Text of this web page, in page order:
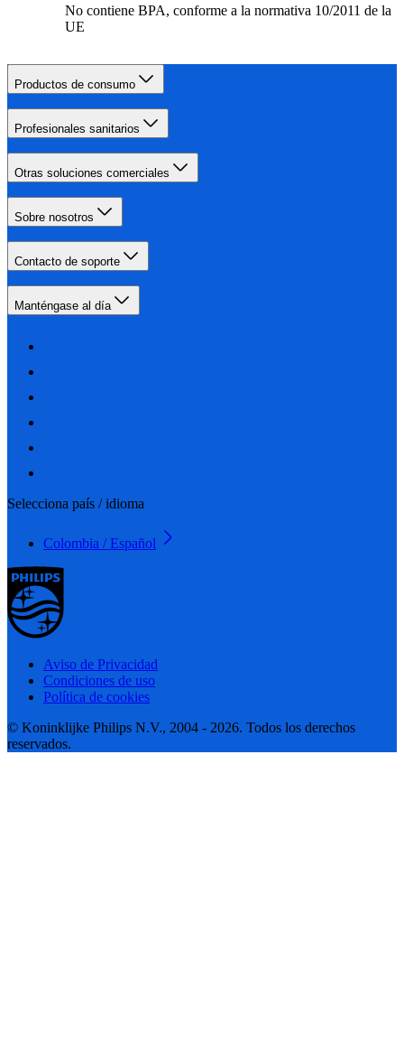
No contiene BPA, conforme a la normativa 10/2011 de la
UE
Productos de consumo
Profesionales sanitarios
Otras soluciones comerciales
Sobre nosotros
Contacto de soporte
Manténgase al día
Selecciona país / idioma
Colombia / Español
Aviso de Privacidad
Condiciones de uso
Política de cookies
© Koninklijke Philips N.V., 2004 - 2026. Todos los derechos
reservados.